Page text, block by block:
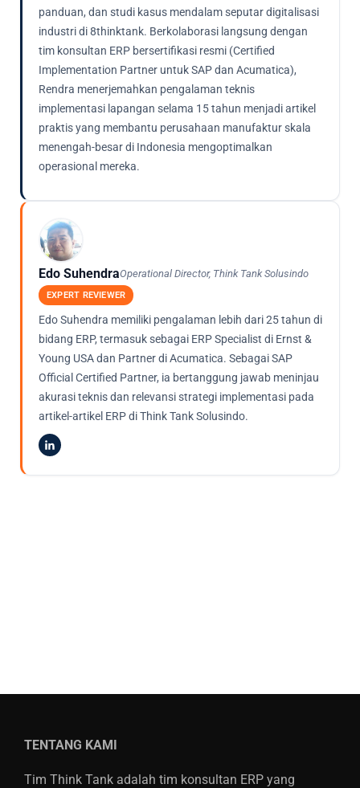
panduan, dan studi kasus mendalam seputar digitalisasi
industri di 8thinktank. Berkolaborasi langsung dengan
tim konsultan ERP bersertifikasi resmi (Certified
Implementation Partner untuk SAP dan Acumatica),
Rendra menerjemahkan pengalaman teknis
implementasi lapangan selama 15 tahun menjadi artikel
praktis yang membantu perusahaan manufaktur skala
menengah-besar di Indonesia mengoptimalkan
operasional mereka.
Edo SuhendraOperational Director, Think Tank Solusindo
EXPERT REVIEWER
Edo Suhendra memiliki pengalaman lebih dari 25 tahun di
bidang ERP, termasuk sebagai ERP Specialist di Ernst &
Young USA dan Partner di Acumatica. Sebagai SAP
Official Certified Partner, ia bertanggung jawab meninjau
akurasi teknis dan relevansi strategi implementasi pada
artikel-artikel ERP di Think Tank Solusindo.
TENTANG KAMI
Tim Think Tank adalah tim konsultan ERP yang